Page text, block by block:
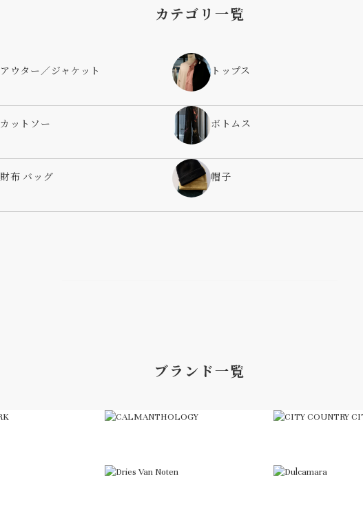
カテゴリ一覧
アウター／ジャケット トップス
カットソー ボトムス
財布 バッグ 帽子
ブランド一覧